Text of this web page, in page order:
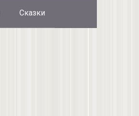
Сказки